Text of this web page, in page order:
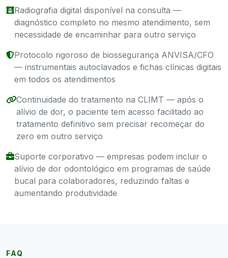
Radiografia digital disponível na consulta —
diagnóstico completo no mesmo atendimento, sem
necessidade de encaminhar para outro serviço
Protocolo rigoroso de biossegurança ANVISA/CFO
— instrumentais autoclavados e fichas clínicas digitais
em todos os atendimentos
Continuidade do tratamento na CLIMT — após o
alívio de dor, o paciente tem acesso facilitado ao
tratamento definitivo sem precisar recomeçar do
zero em outro serviço
Suporte corporativo — empresas podem incluir o
alívio de dor odontológico em programas de saúde
bucal para colaboradores, reduzindo faltas e
aumentando produtividade
FAQ